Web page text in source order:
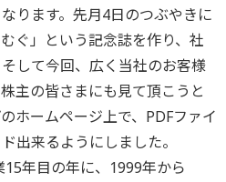
ります。先月4日のつぶやきに
ぐ」という記念誌を作り、社
して今回、広く当社のお客様
主の皆さまにも見て頂こうと
ホームページ上で、PDFファイ
出来るようにしました。
15年目の年に、1999年から